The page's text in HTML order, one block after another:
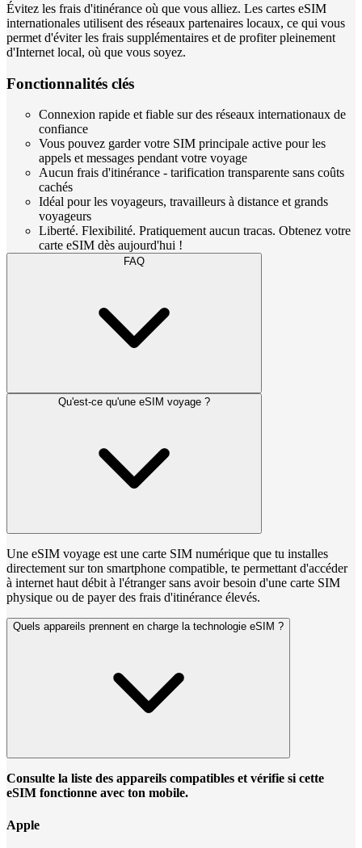
Évitez les frais d'itinérance où que vous alliez. Les cartes eSIM
internationales utilisent des réseaux partenaires locaux, ce qui vous
permet d'éviter les frais supplémentaires et de profiter pleinement
d'Internet local, où que vous soyez.
Fonctionnalités clés
Connexion rapide et fiable sur des réseaux internationaux de
confiance
Vous pouvez garder votre SIM principale active pour les
appels et messages pendant votre voyage
Aucun frais d'itinérance - tarification transparente sans coûts
cachés
Idéal pour les voyageurs, travailleurs à distance et grands
voyageurs
Liberté. Flexibilité. Pratiquement aucun tracas. Obtenez votre
carte eSIM dès aujourd'hui !
FAQ
Qu'est-ce qu'une eSIM voyage ?
Une eSIM voyage est une carte SIM numérique que tu installes
directement sur ton smartphone compatible, te permettant d'accéder
à internet haut débit à l'étranger sans avoir besoin d'une carte SIM
physique ou de payer des frais d'itinérance élevés.
Quels appareils prennent en charge la technologie eSIM ?
Consulte la liste des appareils compatibles et vérifie si cette
eSIM fonctionne avec ton mobile.
Apple